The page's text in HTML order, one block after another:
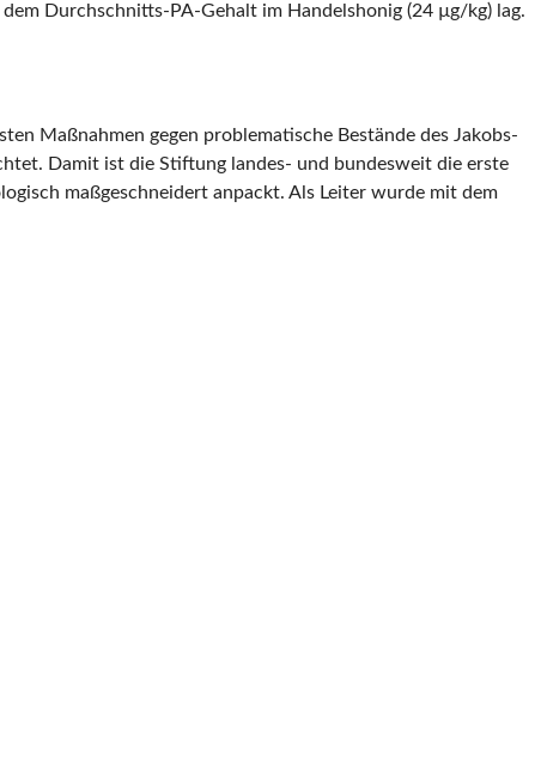
Durchschnitts-PA-Gehalt im Handelshonig (24 µg/kg) lag.
Maßnahmen gegen problematische Bestände des Jakobs-
Damit ist die Stiftung landes- und bundesweit die erste
maßgeschneidert anpackt. Als Leiter wurde mit dem